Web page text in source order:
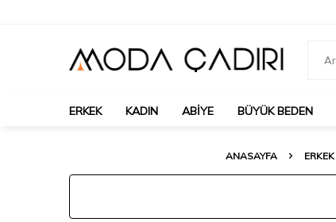
ERKEK KADIN ABIYE BÜYÜK BEDEN
ANASAYFA ERKEK